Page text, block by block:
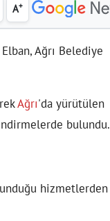
A+
Ağrı Belediye
Ağrı'da yürütülen
bulundu.
hizmetlerden